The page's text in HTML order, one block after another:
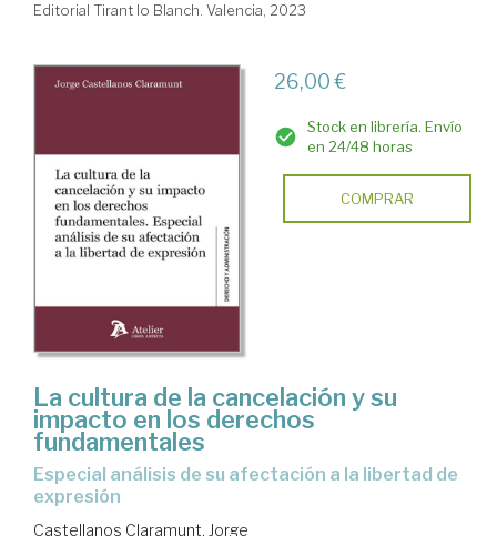
Editorial Tirant lo Blanch. Valencia, 2023
26,00 €
Stock en librería. Envío
en 24/48 horas
COMPRAR
La cultura de la cancelación y su
impacto en los derechos
fundamentales
especial análisis de su afectación a la libertad de
expresión
Castellanos Claramunt, Jorge